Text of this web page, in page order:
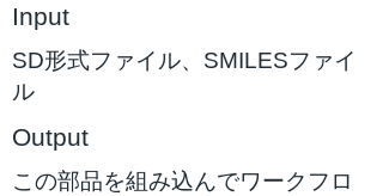
Input
SD形式ファイル、SMILESファイ
ル
Output
この部品を組み込んでワークフロ